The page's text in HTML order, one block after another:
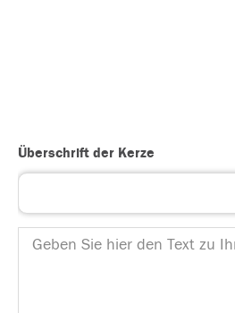
Überschrift der Kerze